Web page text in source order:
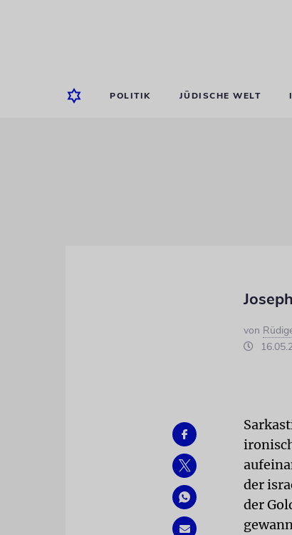
POLITIK JÜDISCHE WELT
von
der
der